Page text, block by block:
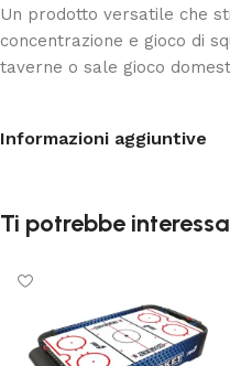
Un prodotto versatile che
concentrazione e gioco di
taverne o sale gioco
Informazioni aggiuntive
Ti potrebbe